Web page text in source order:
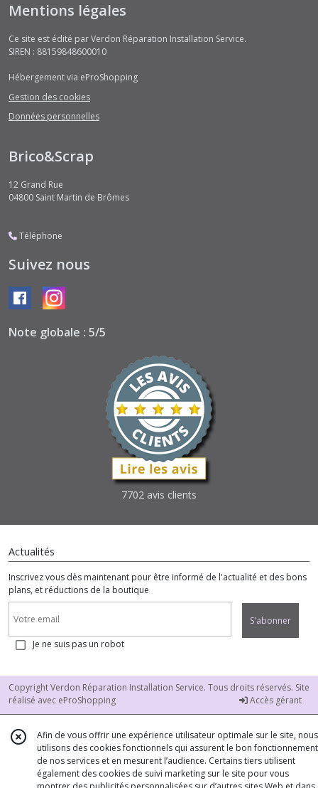
Mentions légales
Ce site est édité par Verdon Réparation Installation Service.
SIREN : 88159848600010
Hébergement via eProShopping
Gestion des cookies
Données personnelles
Brico&Scrap
12 Grand Rue
04800 Saint Martin de Brômes
Téléphone
Suivez nous
Note globale : 5/5
7702 avis clients
Actualités
Inscrivez vous dès maintenant pour être informé de l'actualité et des bons
plans, et réductions de la boutique
S'abonner
Je ne suis pas un robot
Copyright Verdon Réparation Installation Service. Tous droits réservés. Site
réalisé avec eProShopping Accès gérant
Afin de vous offrir une expérience utilisateur optimale sur le site, nous
utilisons des cookies fonctionnels qui assurent le bon fonctionnement
de nos services et en mesurent l’audience. Certains tiers utilisent
également des cookies de suivi marketing sur le site pour vous